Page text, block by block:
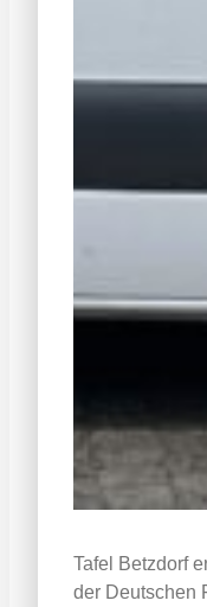
Tafel Betzdorf
der Deutschen